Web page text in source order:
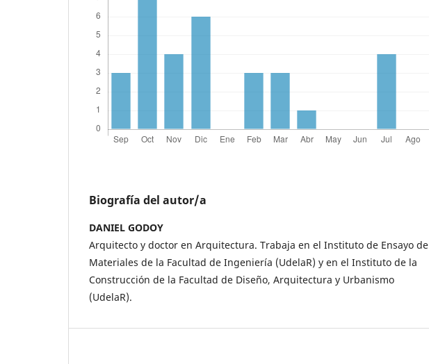
Biografía del autor/a
DANIEL GODOY
Arquitecto y doctor en Arquitectura. Trabaja en el Instituto de Ensayo de
Materiales de la Facultad de Ingeniería (UdelaR) y en el Instituto de la
Construcción de la Facultad de Diseño, Arquitectura y Urbanismo
(UdelaR).